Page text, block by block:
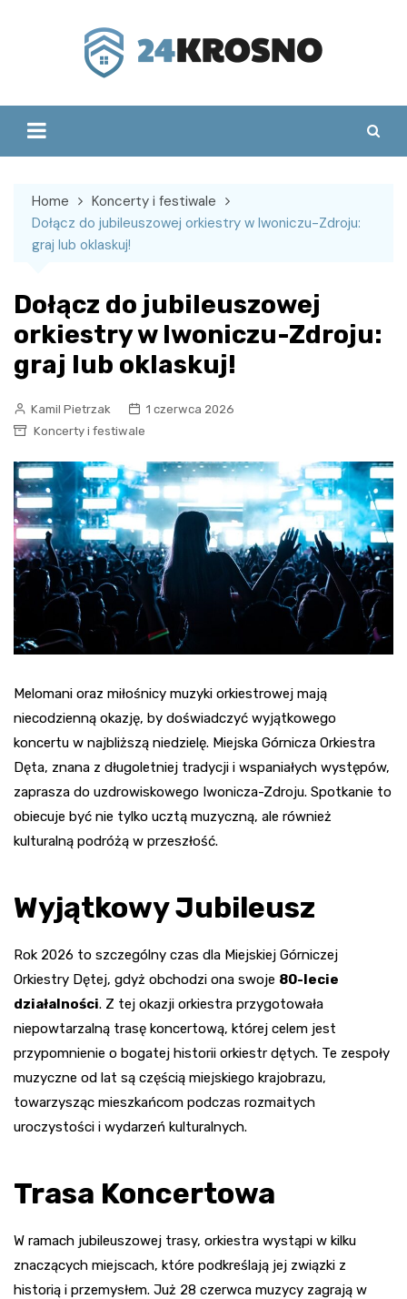
Home
Koncerty i festiwale
Dołącz do jubileuszowej orkiestry w Iwoniczu-Zdroju:
graj lub oklaskuj!
Dołącz do jubileuszowej
orkiestry w Iwoniczu-Zdroju:
graj lub oklaskuj!
Kamil Pietrzak
1 czerwca 2026
Koncerty i festiwale
Melomani oraz miłośnicy muzyki orkiestrowej mają
niecodzienną okazję, by doświadczyć wyjątkowego
koncertu w najbliższą niedzielę. Miejska Górnicza Orkiestra
Dęta, znana z długoletniej tradycji i wspaniałych występów,
zaprasza do uzdrowiskowego Iwonicza-Zdroju. Spotkanie to
obiecuje być nie tylko ucztą muzyczną, ale również
kulturalną podróżą w przeszłość.
Wyjątkowy Jubileusz
Rok 2026 to szczególny czas dla Miejskiej Górniczej
Orkiestry Dętej, gdyż obchodzi ona swoje 80-lecie
działalności. Z tej okazji orkiestra przygotowała
niepowtarzalną trasę koncertową, której celem jest
przypomnienie o bogatej historii orkiestr dętych. Te zespoły
muzyczne od lat są częścią miejskiego krajobrazu,
towarzysząc mieszkańcom podczas rozmaitych
uroczystości i wydarzeń kulturalnych.
Trasa Koncertowa
W ramach jubileuszowej trasy, orkiestra wystąpi w kilku
znaczących miejscach, które podkreślają jej związki z
historią i przemysłem. Już 28 czerwca muzycy zagrają w